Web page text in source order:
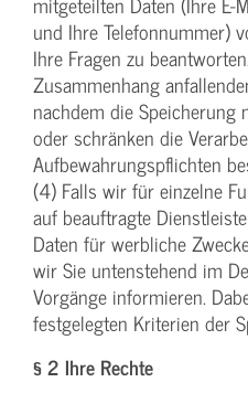
und Ihre Telefonnummer)
Ihre Fragen zu
Zusammenhang
nachdem die
oder schränken die
Aufbewahrungspflichten
(4) Falls wir für einzelne
auf beauftragte
Daten für werbliche
wir Sie untenstehend im
Vorgänge informieren.
festgelegten Kriterien der
§ 2 Ihre Rechte